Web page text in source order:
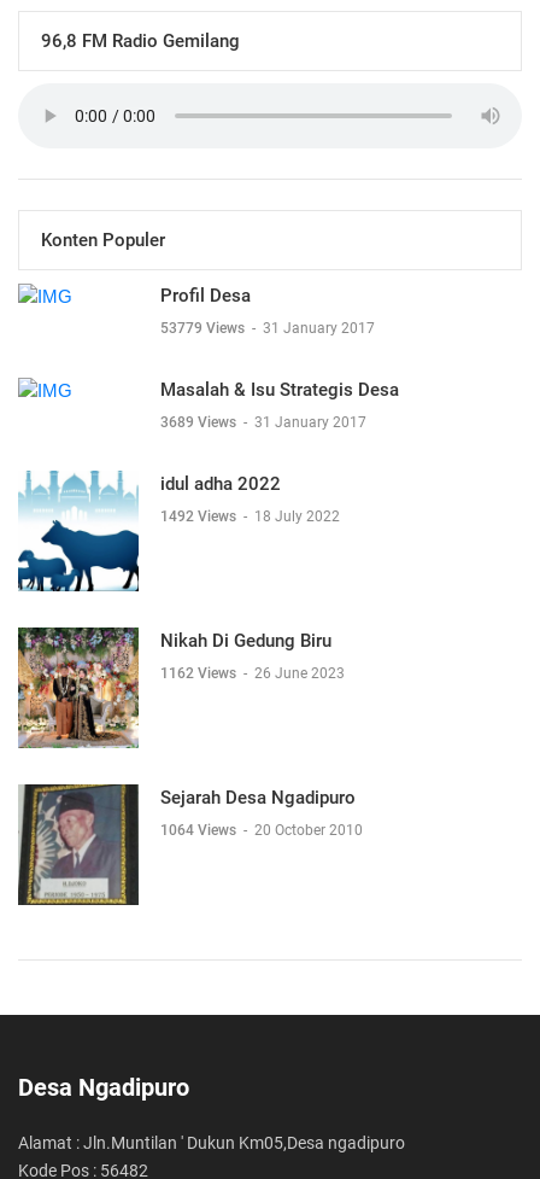
96,8 FM Radio Gemilang
Konten Populer
Profil Desa
53779 Views - 31 January 2017
Masalah & Isu Strategis Desa
3689 Views - 31 January 2017
idul adha 2022
1492 Views - 18 July 2022
Nikah Di Gedung Biru
1162 Views - 26 June 2023
Sejarah Desa Ngadipuro
1064 Views - 20 October 2010
Desa Ngadipuro
Alamat : Jln.Muntilan ' Dukun Km05,Desa ngadipuro
Kode Pos : 56482